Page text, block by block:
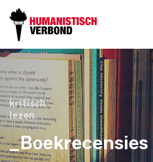
kritisch
lezen
_Boekrecensies